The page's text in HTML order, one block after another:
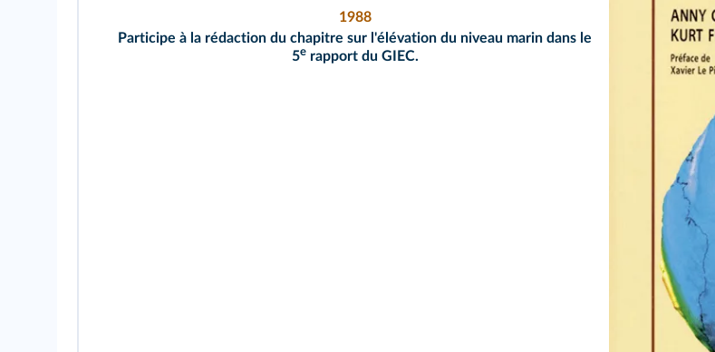
1988
Participe à la rédaction du chapitre sur l'élévation du niveau marin dans le
5erapport du GIEC.